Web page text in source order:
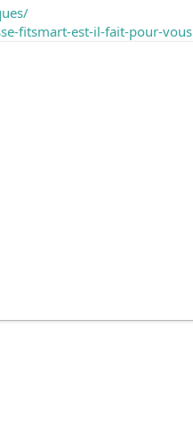
fitsmart-est-il-fait-pour-vous